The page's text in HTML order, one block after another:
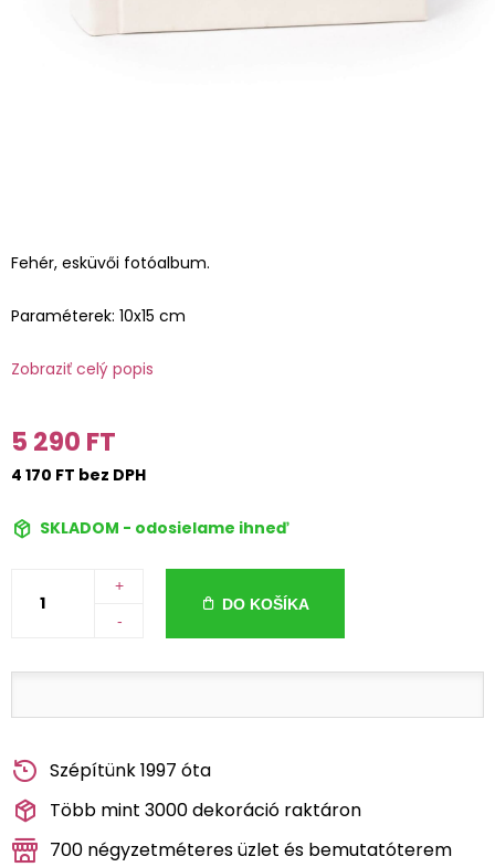
Fehér, esküvői fotóalbum.
Paraméterek: 10x15 cm
Zobraziť celý popis
5 290 FT
4 170 FT bez DPH
SKLADOM - odosielame ihneď
+
-
DO KOŠÍKA
Szépítünk 1997 óta
Több mint 3000 dekoráció raktáron
700 négyzetméteres üzlet és bemutatóterem